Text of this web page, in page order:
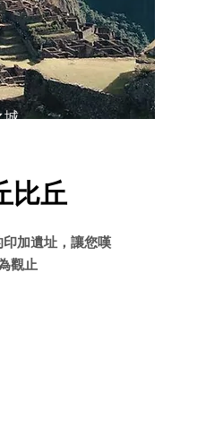
城
比丘
加遺址，讓您嘆
觀止